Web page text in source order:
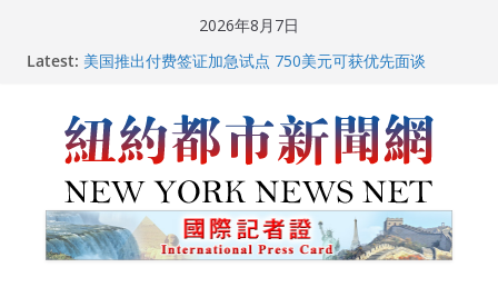
2026年8月7日
Latest: 美国推出付费签证加急试点 750美元可获优先面谈
人！
FBI联合纽约警方突袭多名警界高层住所 涉纽约警察局腐
败刑事调查
中国驻美国大使谢锋邀请美国老教师罗纳德·萨科尔斯基
再次访华